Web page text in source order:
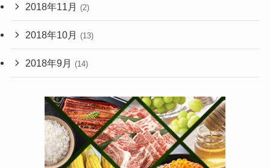
2018年11月 (2)
2018年10月 (13)
2018年9月 (14)